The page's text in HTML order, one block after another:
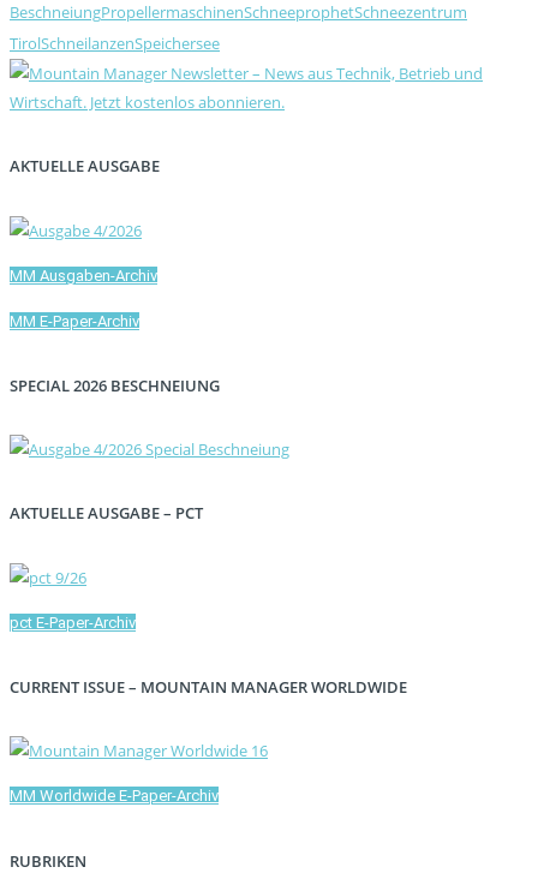
BeschneiungPropellermaschinenSchneeprophetSchneezentrum
TirolSchneilanzenSpeichersee
AKTUELLE AUSGABE
MM Ausgaben-Archiv
MM E-Paper-Archiv
SPECIAL 2026 BESCHNEIUNG
AKTUELLE AUSGABE – PCT
pct E-Paper-Archiv
CURRENT ISSUE – MOUNTAIN MANAGER WORLDWIDE
MM Worldwide E-Paper-Archiv
RUBRIKEN